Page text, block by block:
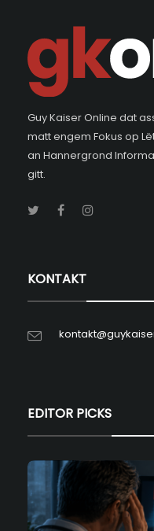
Guy Kaiser Online dat
matt engem Fokus op
an Hannergrond
gitt.
KONTAKT
EDITOR PICKS